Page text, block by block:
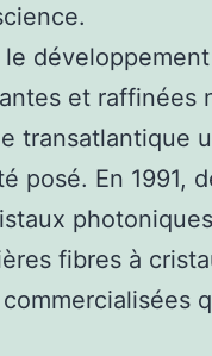
et raffinées
transatlantique
posé. En 1991,
fibres à